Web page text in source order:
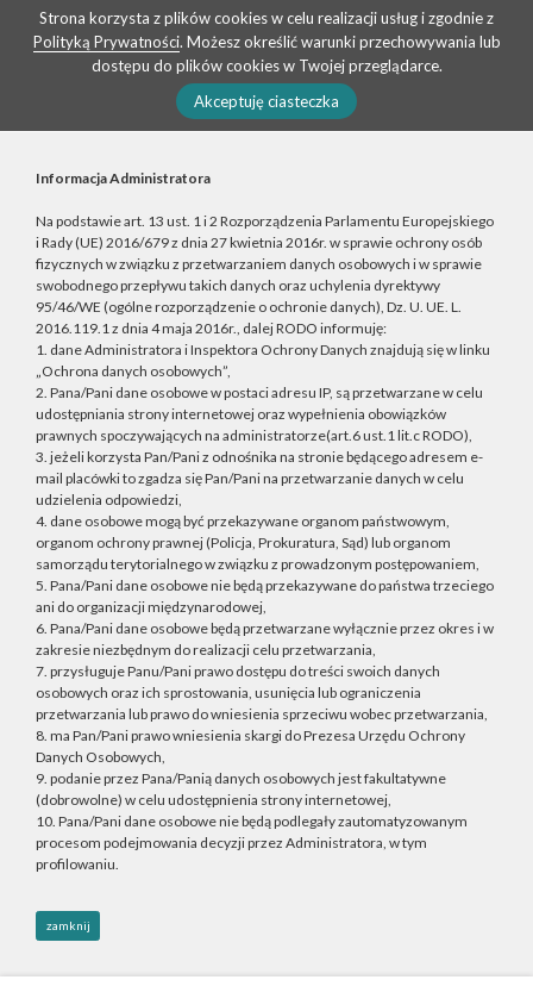
Strona korzysta z plików cookies w celu realizacji usług i zgodnie z
Polityką Prywatności. Możesz określić warunki przechowywania lub
dostępu do plików cookies w Twojej przeglądarce.
Akceptuję ciasteczka
Informacja Administratora
Na podstawie art. 13 ust. 1 i 2 Rozporządzenia Parlamentu Europejskiego
i Rady (UE) 2016/679 z dnia 27 kwietnia 2016r. w sprawie ochrony osób
fizycznych w związku z przetwarzaniem danych osobowych i w sprawie
swobodnego przepływu takich danych oraz uchylenia dyrektywy
95/46/WE (ogólne rozporządzenie o ochronie danych), Dz. U. UE. L.
2016.119.1 z dnia 4 maja 2016r., dalej RODO informuję:
1. dane Administratora i Inspektora Ochrony Danych znajdują się w linku
„Ochrona danych osobowych”,
2. Pana/Pani dane osobowe w postaci adresu IP, są przetwarzane w celu
udostępniania strony internetowej oraz wypełnienia obowiązków
prawnych spoczywających na administratorze(art.6 ust.1 lit.c RODO),
3. jeżeli korzysta Pan/Pani z odnośnika na stronie będącego adresem e-
mail placówki to zgadza się Pan/Pani na przetwarzanie danych w celu
udzielenia odpowiedzi,
4. dane osobowe mogą być przekazywane organom państwowym,
organom ochrony prawnej (Policja, Prokuratura, Sąd) lub organom
samorządu terytorialnego w związku z prowadzonym postępowaniem,
5. Pana/Pani dane osobowe nie będą przekazywane do państwa trzeciego
ani do organizacji międzynarodowej,
6. Pana/Pani dane osobowe będą przetwarzane wyłącznie przez okres i w
zakresie niezbędnym do realizacji celu przetwarzania,
7. przysługuje Panu/Pani prawo dostępu do treści swoich danych
osobowych oraz ich sprostowania, usunięcia lub ograniczenia
przetwarzania lub prawo do wniesienia sprzeciwu wobec przetwarzania,
8. ma Pan/Pani prawo wniesienia skargi do Prezesa Urzędu Ochrony
Danych Osobowych,
9. podanie przez Pana/Panią danych osobowych jest fakultatywne
(dobrowolne) w celu udostępnienia strony internetowej,
10. Pana/Pani dane osobowe nie będą podlegały zautomatyzowanym
procesom podejmowania decyzji przez Administratora, w tym
profilowaniu.
zamknij